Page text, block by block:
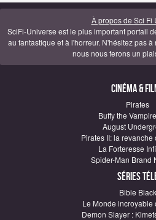
À propos de Sci Fi
SciFi-Universe est le plus important portail
au fantastique et à l'horreur. N'hésitez pas
nous nous ferons un
Cinéma &
Pirates
Buffy the
August
Pirates II: la revanche
La Forteresse
Spider-Man Brand
Séries
Bible Black
Le Monde incroyable
Demon Slayer :